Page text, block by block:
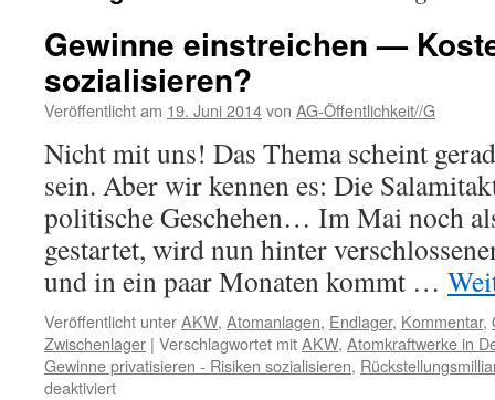
Gewinne einstreichen —
sozialisieren?
Veröffentlicht am 19. Juni 2014von AG-Öffentlichkeit//G
Nicht mit uns! Das Thema scheint
sein. Aber wir kennen es: Die
politische Geschehen… Im Mai noch
gestartet, wird nun hinter
und in ein paar Monaten kommt …
Veröffentlicht unterAKW, Atomanlagen, Endlager, Kommentar,
Zwischenlager | Verschlagwortet mitAKW, Atomkraftwerke in
Gewinne privatisieren - Risiken sozialisieren,
deaktiviertfür